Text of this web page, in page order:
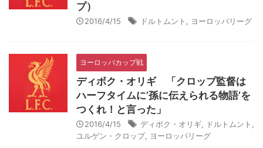
プ）
2016/4/15 ドルトムント ヨーロッパリーグ
ヨーロッパカップ戦
ディボク・オリギ 「クロップ監督は
ハーフタイムに’孫に伝えられる物語’を
つくれ！と言った」
2016/4/15 ディボク・オリギ ドルトムント
ユルゲン・クロップ, ヨーロッパリーグ